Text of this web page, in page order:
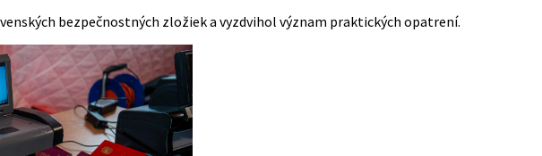
bezpečnostných zložiek a vyzdvihol význam praktických opatrení.